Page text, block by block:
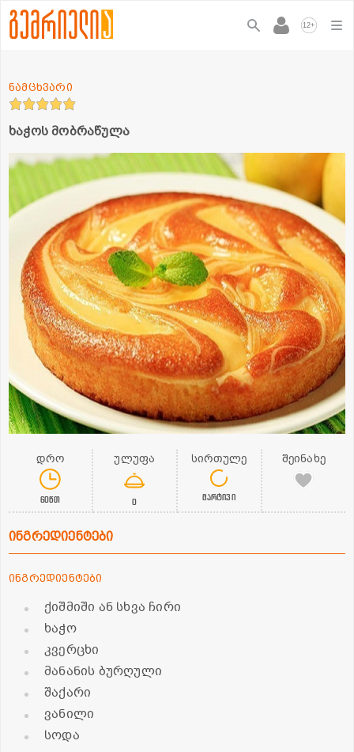
12+
ხაჭოს მობრაწულა
ნამცხვარი
დრო
60წთ
ულუფა
0
სირთულე
მარტივი
შეინახე
ინგრედიენტები
ინგრედიენტები
ქიშმიში ან სხვა ჩირი
ხაჭო
კვერცხი
მანანის ბურღული
შაქარი
ვანილი
სოდა